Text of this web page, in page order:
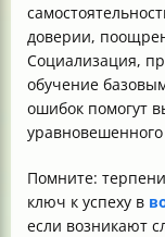
доверии,
Социализация,
обучение
ошибок помогут
Помните:
ключ к успеху в
если возникают